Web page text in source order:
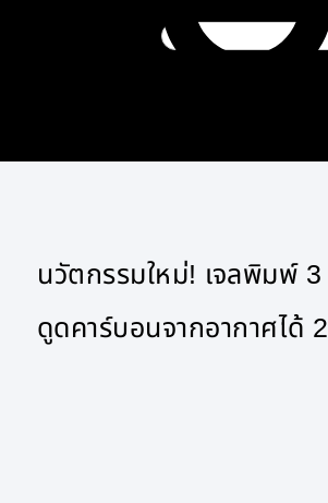
นวัตกรรมใหม่! เจลพิมพ์ 3
ดูดคาร์บอนจากอากาศได้